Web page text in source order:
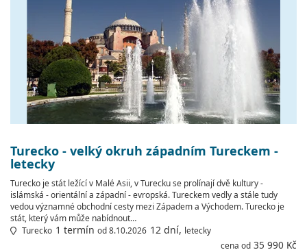
Turecko - velký okruh západním Tureckem -
letecky
Turecko je stát ležící v Malé Asii, v Turecku se prolínají dvě kultury -
islámská - orientální a západní - evropská. Tureckem vedly a stále tudy
vedou významné obchodní cesty mezi Západem a Východem. Turecko je
stát, který vám může nabídnout…
Turecko 1 termín od 8.10.2026 12 dní, letecky
cena od 35 990 Kč